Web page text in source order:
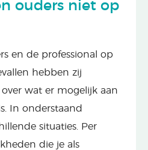
ouders niet op
en de professional op
hebben zij
wat er mogelijk aan
In onderstaand
situaties. Per
die je als